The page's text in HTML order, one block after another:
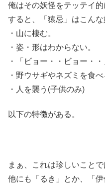
俺はその妖怪をテッテイ的
すると、「猿忌」はこんな
・山に棲む。
・姿・形はわからない。
・「ビョー・・ビョー・・
・野ウサギやネズミを食べ
・人を襲う(子供のみ)
以下の特徴がある。
まぁ、これは珍しいことで
他にも「るき」とか、「